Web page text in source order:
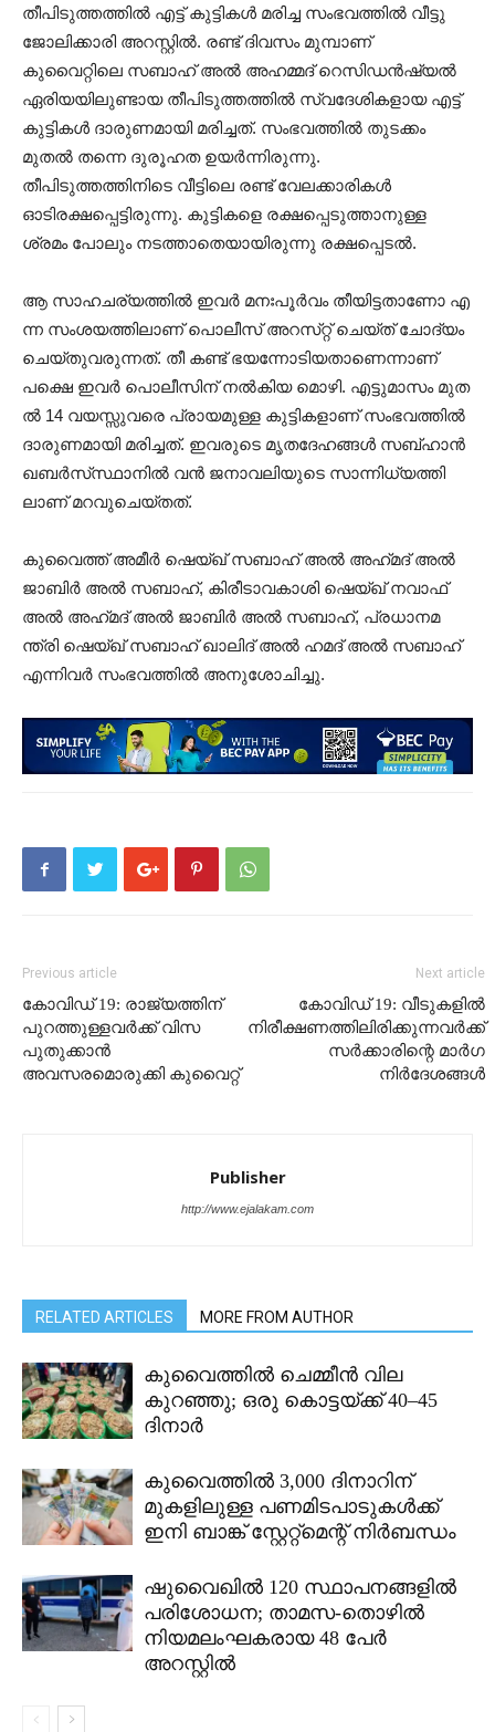
തീപിടുത്തത്തിൽ എട്ട് കുട്ടികൾ മരിച്ച സംഭവത്തിൽ വീട്ടു
ജോലിക്കാരി അറസ്റ്റിൽ. രണ്ട് ദിവസം മുമ്പാണ്
കുവൈറ്റിലെ സ​ബാ​ഹ്​ അ​ൽ അ​ഹമ്മദ് റെസിഡന്‍ഷ്യൽ
ഏരിയയിലുണ്ടായ തീപിടുത്തത്തിൽ സ്വദേശികളായ എട്ട്
കുട്ടികൾ ദാരുണമായി മരിച്ചത്. സംഭവത്തിൽ തുടക്കം
മുതൽ തന്നെ ദുരൂഹത ഉയർന്നിരുന്നു.
തീപിടുത്തത്തിനിടെ വീട്ടിലെ രണ്ട് വേലക്കാരികൾ
ഓടിരക്ഷപ്പെട്ടിരുന്നു. കുട്ടികളെ രക്ഷപ്പെടുത്താനുള്ള
ശ്രമം പോലും നടത്താതെയായിരുന്നു രക്ഷപ്പെടൽ.
ആ സാഹചര്യത്തിൽ ഇവര്‍ മനഃ​പൂ​ർ​വം തീ​യി​ട്ട​താ​ണോ എ​
ന്ന സം​ശ​യ​ത്തി​ലാ​ണ്​ പൊ​ലീ​സ്​ അ​റ​സ്​​റ്റ്​ ചെ​യ്​​ത്​ ചോ​ദ്യം
ചെ​യ്​​തു​വ​രു​ന്ന​ത്. തീ കണ്ട് ഭയന്നോടിയതാണെന്നാണ്
പക്ഷെ ഇവര്‍ പൊലീസിന് നൽകിയ മൊഴി. എ​ട്ടു​മാ​സം മു​ത​
ൽ 14 വ​യ​സ്സു​വ​രെ പ്രാ​യ​മു​ള്ള കു​ട്ടി​ക​ളാ​ണ്​ സംഭവത്തിൽ
ദാ​രു​ണ​മാ​യി മ​രി​ച്ച​ത്. ഇ​വ​രു​ടെ മൃ​ത​ദേ​ഹ​ങ്ങ​ൾ സ​ബ്​​ഹാ​ൻ
ഖ​ബ​ർ​സ്​​സ്ഥാ​നി​ൽ വ​ൻ ജ​നാ​വ​ലി​യു​ടെ സാ​ന്നി​ധ്യ​ത്തി​
ലാണ് മ​റ​വു​ചെ​യ്​​തത്.
കു​വൈ​ത്ത്​ അ​മീ​ർ ഷെയ്ഖ്​ സ​ബാ​ഹ്​ അ​ൽ അ​ഹ്​​മ​ദ്​ അ​ൽ
ജാ​ബി​ർ അൽ സബാഹ്, കി​രീ​ടാ​വ​കാ​ശി ഷെയ്ഖ് ന​വാ​ഫ്​
അ​ൽ അ​ഹ്​​മ​ദ്​ അ​ൽ ജാ​ബി​ർ അ​ൽ സബാ​ഹ്, പ്ര​ധാ​ന​മ​
ന്ത്രി ഷെയ്ഖ്​ സ​ബാ​ഹ്​ ഖാ​ലി​ദ്​ അ​ൽ ഹ​മ​ദ്​ അൽ സ​ബാ​ഹ്​
എ​ന്നി​വ​ർ സം​ഭ​വ​ത്തി​ൽ അ​നു​ശോ​ചി​ച്ചു.
Previous article
കോവിഡ് 19: രാജ്യത്തിന്
പുറത്തുള്ളവർക്ക് വിസ
പുതുക്കാൻ
അവസരമൊരുക്കി കുവൈറ്റ്
Next article
കോവിഡ് 19: വീടുകളിൽ
നിരീക്ഷണത്തിലിരിക്കുന്നവർക്ക്
സർക്കാരിന്റെ മാർഗ
നിർദേശങ്ങൾ
Publisher
http://www.ejalakam.com
RELATED ARTICLES MORE FROM AUTHOR
കുവൈത്തിൽ ചെമ്മീൻ വില
കുറഞ്ഞു; ഒരു കൊട്ടയ്ക്ക് 40–45
ദിനാർ
കുവൈത്തിൽ 3,000 ദിനാറിന്
മുകളിലുള്ള പണമിടപാടുകൾക്ക്
ഇനി ബാങ്ക് സ്റ്റേറ്റ്മെന്റ് നിർബന്ധം
ഷുവൈഖിൽ 120 സ്ഥാപനങ്ങളിൽ
പരിശോധന; താമസ-തൊഴിൽ
നിയമലംഘകരായ 48 പേർ
അറസ്റ്റിൽ